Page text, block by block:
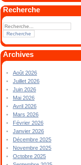
Recherche
Archives
Août 2026
Juillet 2026
Juin 2026
Mai 2026
Avril 2026
Mars 2026
Février 2026
Janvier 2026
Décembre 2025
Novembre 2025
Octobre 2025